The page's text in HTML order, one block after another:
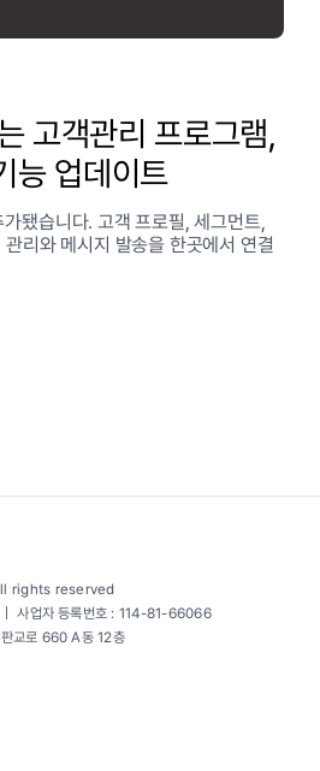
고객관리 프로그램,
능 업데이트
됐습니다. 고객 프로필, 세그먼트,
리와 메시지 발송을 한곳에서 연결
rights reserved
사업자 등록번호 : 114-81-66066
판교로 660 A동 12층